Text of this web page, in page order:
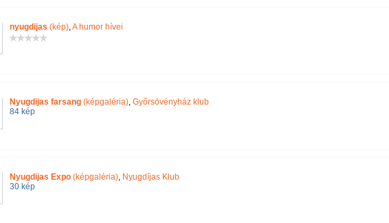
nyugdijas (kép),A humor hívei
Nyugdijas farsang(képgaléria), Győrsövényház klub
84 kép
Nyugdijas Expo(képgaléria), Nyugdíjas Klub
30 kép